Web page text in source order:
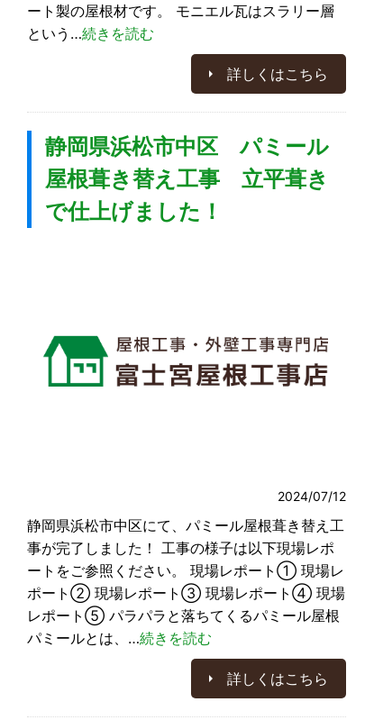
ート製の屋根材です。 モニエル瓦はスラリー層
という…続きを読む
詳しくはこちら
静岡県浜松市中区 パミール
屋根葺き替え工事 立平葺き
で仕上げました！
2024/07/12
静岡県浜松市中区にて、パミール屋根葺き替え工
事が完了しました！ 工事の様子は以下現場レポ
ートをご参照ください。 現場レポート① 現場レ
ポート② 現場レポート③ 現場レポート④ 現場
レポート⑤ パラパラと落ちてくるパミール屋根
パミールとは、…続きを読む
詳しくはこちら